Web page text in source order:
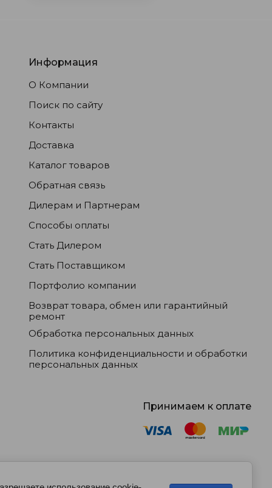
Информация
О Компании
Поиск по сайту
Контакты
Доставка
Каталог товаров
Обратная связь
Дилерам и Партнерам
Способы оплаты
Стать Дилером
Стать Поставщиком
Портфолио компании
Возврат товара, обмен или гарантийный
ремонт
Обработка персональных данных
Политика конфиденциальности и обработки
персональных данных
Принимаем к оплате